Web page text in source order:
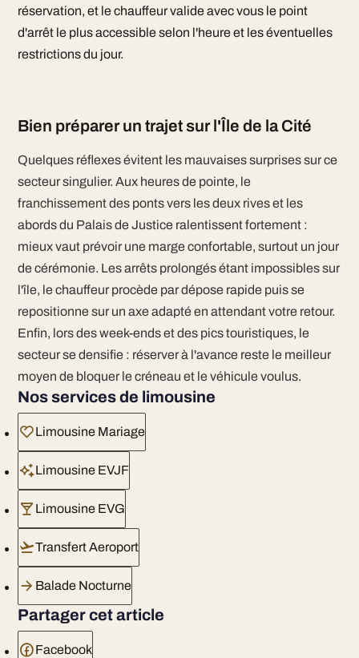
réservation, et le chauffeur valide avec vous le point
d'arrêt le plus accessible selon l'heure et les éventuelles
restrictions du jour.
Bien préparer un trajet sur l'Île de la Cité
Quelques réflexes évitent les mauvaises surprises sur ce
secteur singulier. Aux heures de pointe, le
franchissement des ponts vers les deux rives et les
abords du Palais de Justice ralentissent fortement :
mieux vaut prévoir une marge confortable, surtout un jour
de cérémonie. Les arrêts prolongés étant impossibles sur
l'île, le chauffeur procède par dépose rapide puis se
repositionne sur un axe adapté en attendant votre retour.
Enfin, lors des week-ends et des pics touristiques, le
secteur se densifie : réserver à l'avance reste le meilleur
moyen de bloquer le créneau et le véhicule voulus.
Nos services de limousine
Limousine Mariage
Limousine EVJF
Limousine EVG
Transfert Aeroport
Balade Nocturne
Partager cet article
Facebook